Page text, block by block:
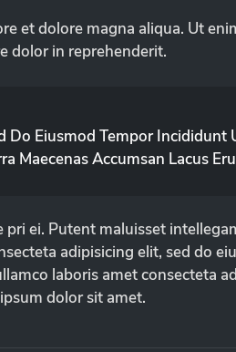
et dolore magna aliqua. Ut
dolor in reprehenderit.
Do Eiusmod Tempor
Maecenas Accumsan Lacus
ei. Putent maluisset
adipisicing elit, sed do
laboris amet consecteta
dolor sit amet.